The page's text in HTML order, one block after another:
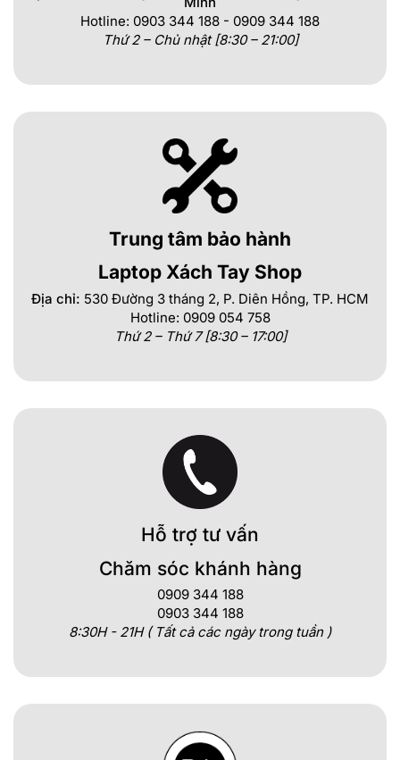
Hotline: 0903 344 188 - 0909 344 188
Thứ 2 – Chủ nhật [8:30 – 21:00]
Trung tâm bảo hành
Laptop Xách Tay Shop
Địa chỉ: 530 Đường 3 tháng 2, P. Diên Hồng, TP. HCM
Hotline: 0909 054 758
Thứ 2 – Thứ 7 [8:30 – 17:00]
Hỗ trợ tư vấn
Chăm sóc khánh hàng
0909 344 188
0903 344 188
8:30H - 21H ( Tất cả các ngày trong tuần )